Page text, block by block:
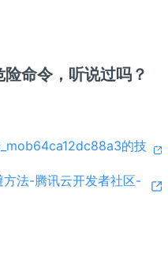
命令，听说过吗？
的技
法-腾讯云开发者社区-